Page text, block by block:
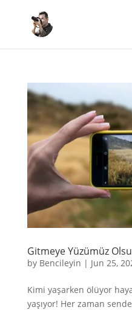
Gitmeye Yüzümüz
by Bencileyin | Jun 25,
Kimi yaşarken ölüyor
yaşıyor! Her zaman